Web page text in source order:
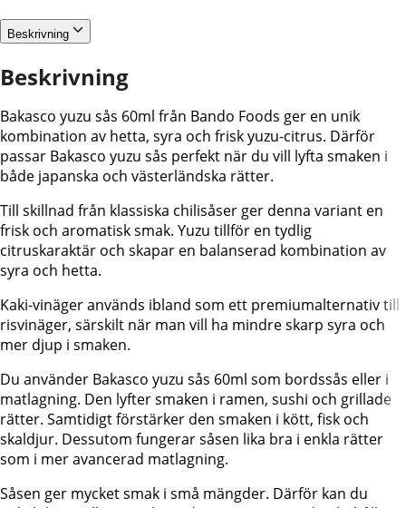
Beskrivning
Beskrivning
Bakasco yuzu sås 60ml från Bando Foods ger en unik
kombination av hetta, syra och frisk yuzu-citrus. Därför
passar Bakasco yuzu sås perfekt när du vill lyfta smaken i
både japanska och västerländska rätter.
Till skillnad från klassiska chilisåser ger denna variant en
frisk och aromatisk smak. Yuzu tillför en tydlig
citruskaraktär och skapar en balanserad kombination av
syra och hetta.
Kaki-vinäger används ibland som ett premiumalternativ till
risvinäger, särskilt när man vill ha mindre skarp syra och
mer djup i smaken.
Du använder Bakasco yuzu sås 60ml som bordssås eller i
matlagning. Den lyfter smaken i ramen, sushi och grillade
rätter. Samtidigt förstärker den smaken i kött, fisk och
skaldjur. Dessutom fungerar såsen lika bra i enkla rätter
som i mer avancerad matlagning.
Såsen ger mycket smak i små mängder. Därför kan du